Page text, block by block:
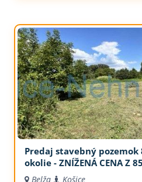
Predaj stavebný pozemok
okolie - ZNÍŽENÁ CENA Z
Belža
Košice